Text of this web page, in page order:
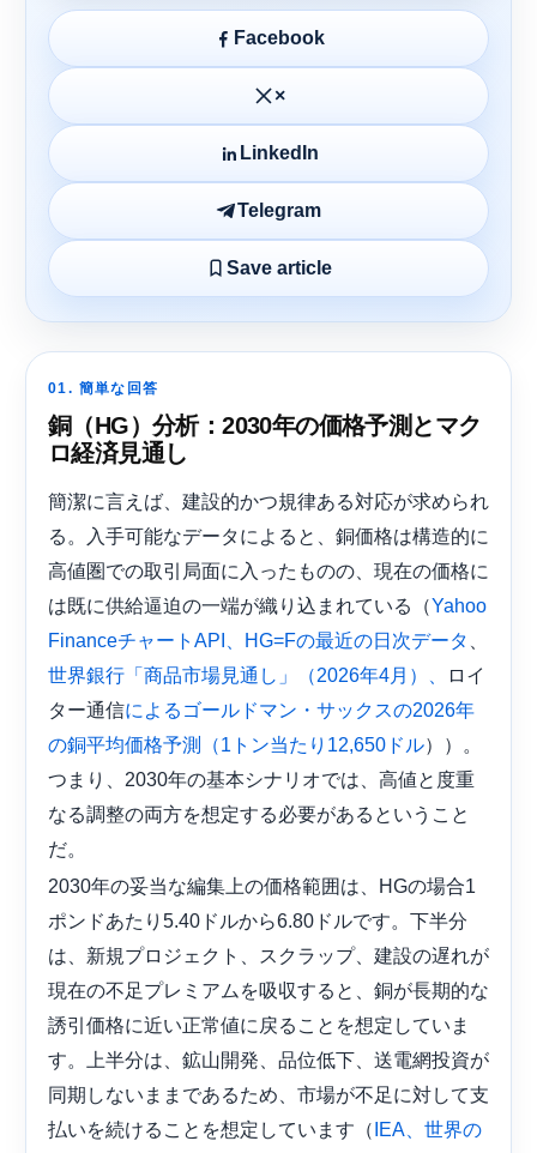
Facebook
×
LinkedIn
Telegram
Save article
01. 簡単な回答
銅（HG）分析：2030年の価格予測とマク
ロ経済見通し
簡潔に言えば、建設的かつ規律ある対応が求められ
る。入手可能なデータによると、銅価格は構造的に
高値圏での取引局面に入ったものの、現在の価格に
は既に供給逼迫の一端が織り込まれている（Yahoo
FinanceチャートAPI、HG=Fの最近の日次データ
世界銀行「商品市場見通し」（2026年4月）、
ロイ
ター通信によるゴールドマン・サックスの2026年
の銅平均価格予測（1トン当たり12,650ドル））。
つまり、2030年の基本シナリオでは、高値と度重
なる調整の両方を想定する必要があるということ
だ。
2030年の妥当な編集上の価格範囲は、HGの場合1
ポンドあたり5.40ドルから6.80ドルです。下半分
は、新規プロジェクト、スクラップ、建設の遅れが
現在の不足プレミアムを吸収すると、銅が長期的な
誘引価格に近い正常値に戻ることを想定していま
す。上半分は、鉱山開発、品位低下、送電網投資が
同期しないままであるため、市場が不足に対して支
払いを続けることを想定しています（ IEA、世界の